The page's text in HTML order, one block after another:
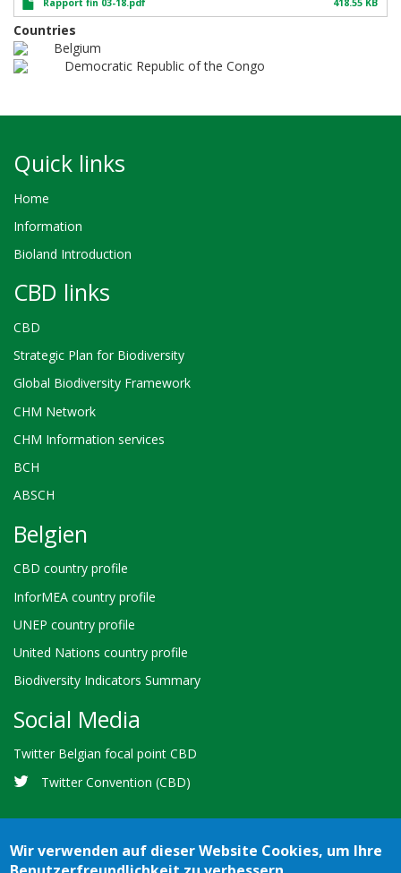
Rapport fin 03-18.pdf 418.55 KB
Countries
Belgium
Democratic Republic of the Congo
Quick links
Home
Information
Bioland Introduction
CBD links
CBD
Strategic Plan for Biodiversity
Global Biodiversity Framework
CHM Network
CHM Information services
BCH
ABSCH
Belgien
CBD country profile
InforMEA country profile
UNEP country profile
United Nations country profile
Biodiversity Indicators Summary
Social Media
Twitter Belgian focal point CBD
Twitter Convention (CBD)
Wir verwenden auf dieser Website Cookies, um Ihre